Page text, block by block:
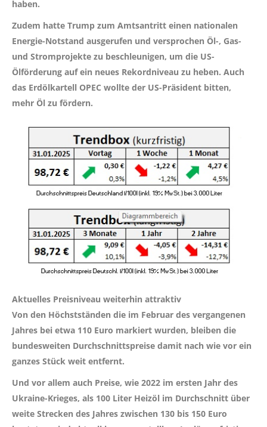
haben.
Zudem hatte Trump zum Amtsantritt einen nationalen
Energie-Notstand ausgerufen und versprochen Öl-, Gas-
und Stromprojekte zu beschleunigen, um die US-
Ölförderung auf ein neues Rekordniveau zu heben. Auch
das Erdölkartell OPEC wollte der US-Präsident bitten,
mehr Öl zu fördern.
Aktuelles Preisniveau weiterhin attraktiv
Von den Höchstständen die im Februar des vergangenen
Jahres bei etwa 110 Euro markiert wurden, bleiben die
bundesweiten Durchschnittspreise damit nach wie vor ein
ganzes Stück weit entfernt.
Und vor allem auch Preise, wie 2022 im ersten Jahr des
Ukraine-Krieges, als 100 Liter Heizöl im Durchschnitt über
weite Strecken des Jahres zwischen 130 bis 150 Euro